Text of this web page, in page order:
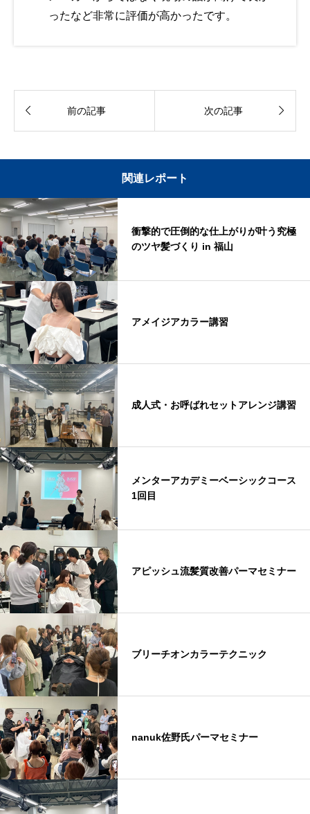
ったなど非常に評価が高かったです。
 前の記事 次の記事 
関連レポート
衝撃的で圧倒的な仕上がりが叶う究極
のツヤ髪づくり in 福山
アメイジアカラー講習
成人式・お呼ばれセットアレンジ講習
メンターアカデミーベーシックコース
1回目
アピッシュ流髪質改善パーマセミナー
ブリーチオンカラーテクニック
nanuk佐野氏パーマセミナー